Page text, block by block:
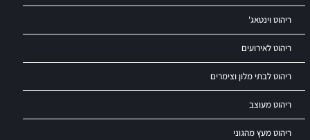
ריהוט וינטאג'
ריהוט לאירועים
ריהוט לבתי מלון וצימרים
ריהוט מעוצב
ריהוט מעץ מהגוני